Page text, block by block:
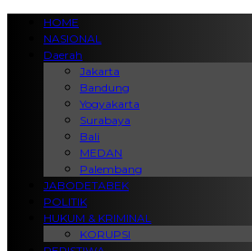
HOME
NASIONAL
Daerah
Jakarta
Bandung
Yogyakarta
Surabaya
Bali
MEDAN
Palembang
JABODETABEK
POLITIK
HUKUM & KRIMINAL
KORUPSI